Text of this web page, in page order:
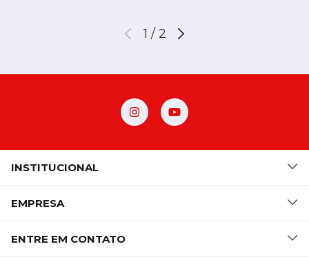
1 / 2
INSTITUCIONAL
EMPRESA
ENTRE EM CONTATO